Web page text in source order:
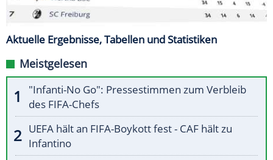
Aktuelle Ergebnisse, Tabellen und Statistiken
Meistgelesen
"Infanti-No Go": Pressestimmen zum Verbleib
des FIFA-Chefs
UEFA hält an FIFA-Boykott fest - CAF hält zu
Infantino